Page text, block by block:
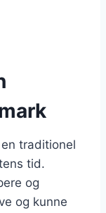
traditionel
tid.
og
og kunne